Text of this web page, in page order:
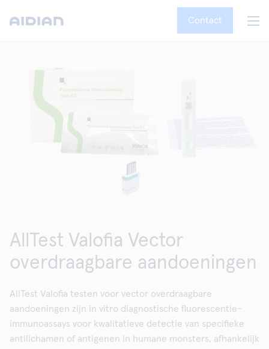
Contact
AllTest Valofia Vector
overdraagbare aandoeningen
AllTest Valofia testen voor vector overdraagbare
aandoeningen zijn in vitro diagnostische fluorescentie-
immunoassays voor kwalitatieve detectie van specifieke
antilichamen of antigenen in humane monsters, afhankelijk